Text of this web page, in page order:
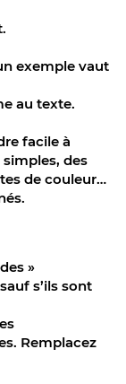
exemple vaut
au texte.
facile à
des
de couleur…
»
s’ils sont
Remplacez